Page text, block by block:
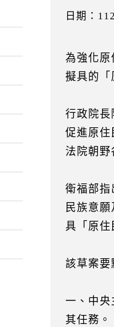
日期：
為強化原
擬具的「
行政院長
促進原住
法院朝野
衛福部指
民族意
具「原住
該草案要
一、中央
其任務。